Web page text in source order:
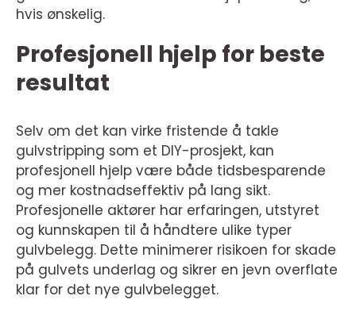
hvis ønskelig.
Profesjonell hjelp for beste
resultat
Selv om det kan virke fristende å takle
gulvstripping som et DIY-prosjekt, kan
profesjonell hjelp være både tidsbesparende
og mer kostnadseffektiv på lang sikt.
Profesjonelle aktører har erfaringen, utstyret
og kunnskapen til å håndtere ulike typer
gulvbelegg. Dette minimerer risikoen for skade
på gulvets underlag og sikrer en jevn overflate
klar for det nye gulvbelegget.